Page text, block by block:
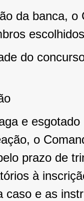
da banca,
do
e
o
prazo de
à
caso e as